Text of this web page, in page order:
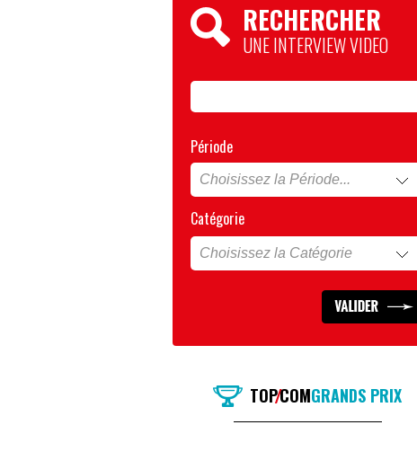
RECHERCHER
UNE INTERVIEW VIDEO
Période
Catégorie
TOP/COMGRANDS PRIX